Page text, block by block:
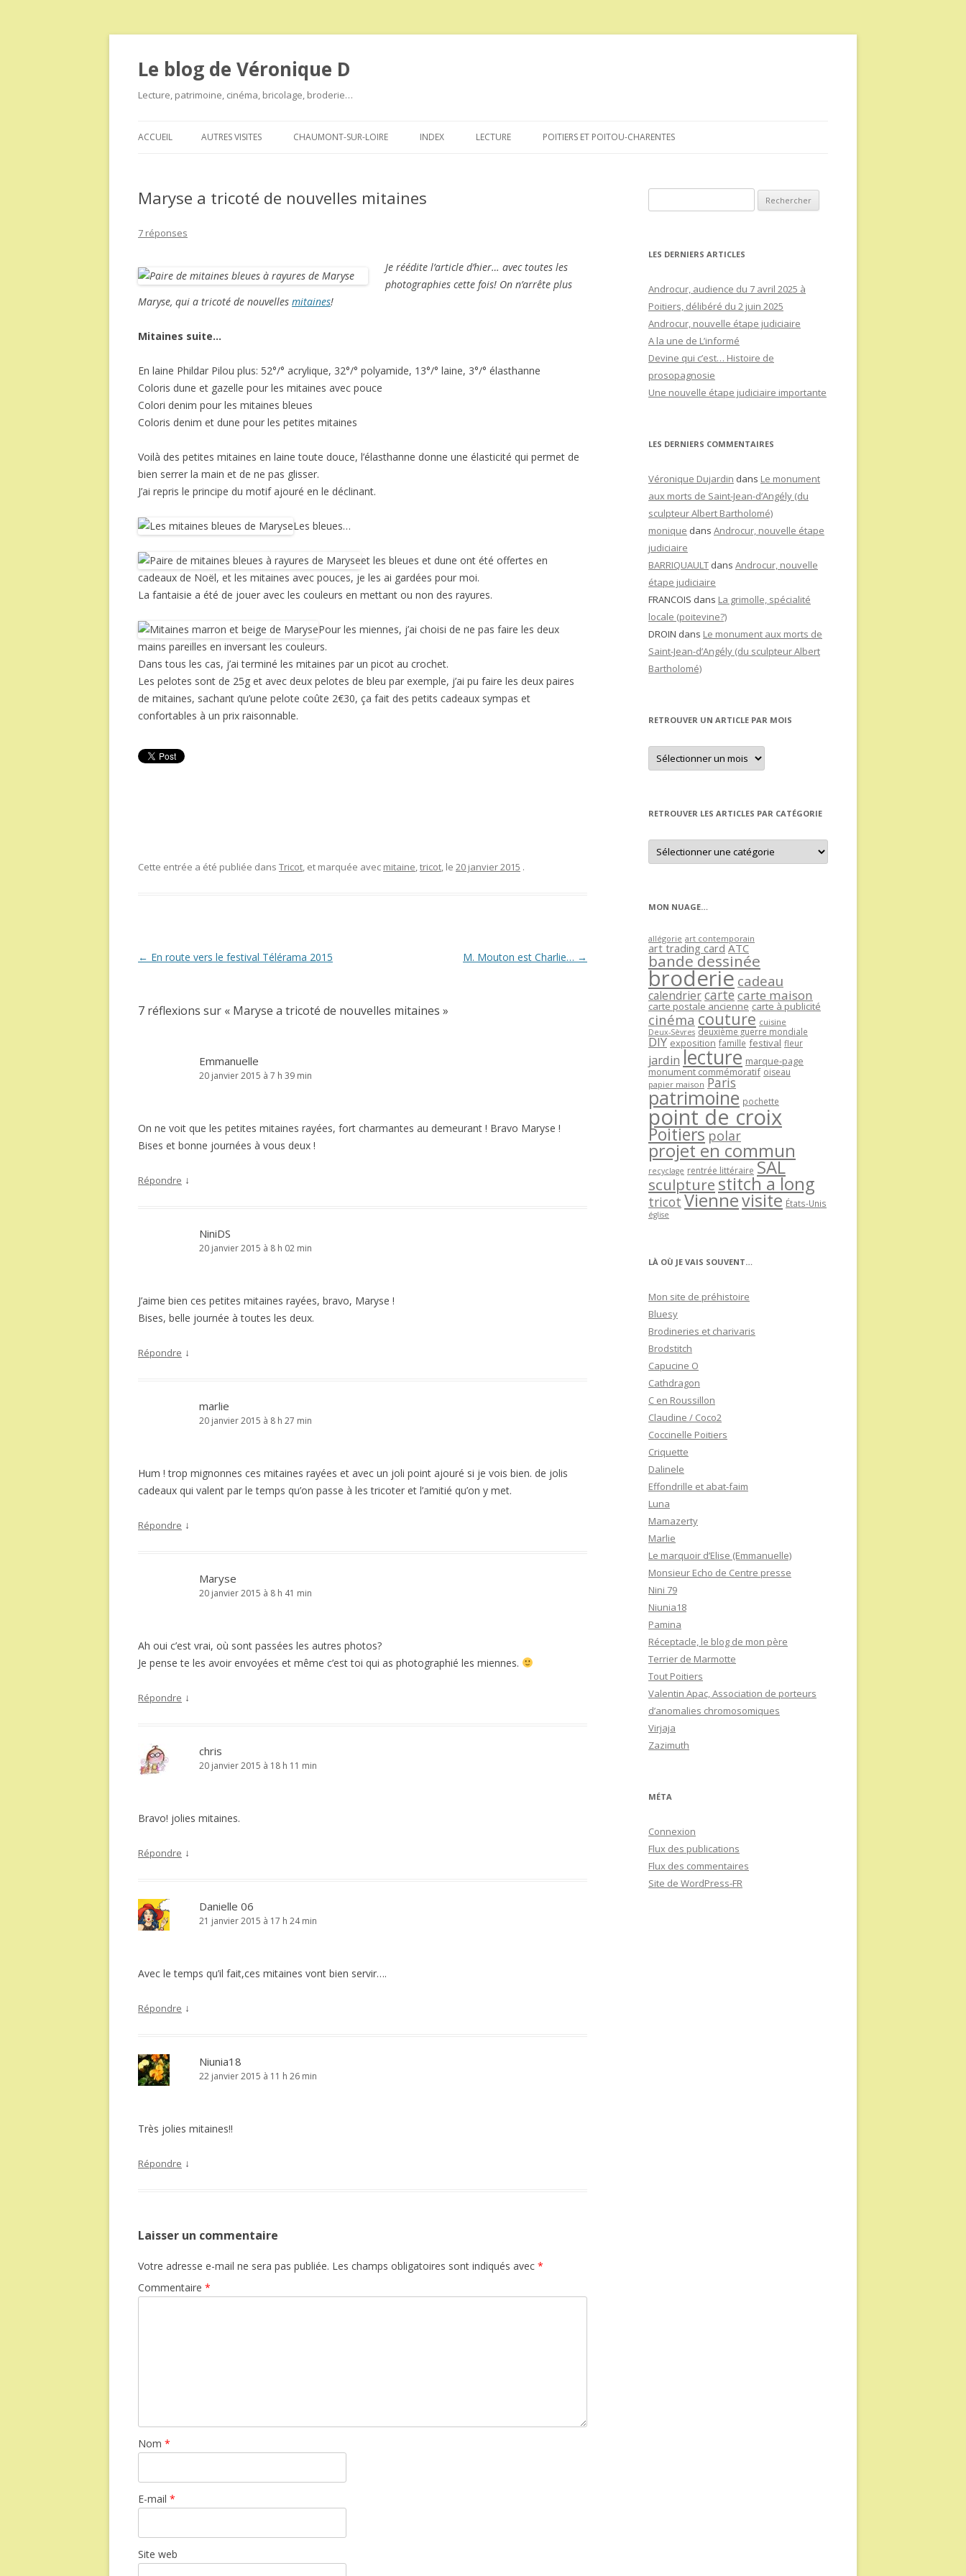
Le blog de Véronique D
Lecture, patrimoine, cinéma, bricolage, broderie…
au
ACCUEIL AUTRES VISITES CHAUMONT-SUR-LOIRE INDEX LECTURE POITIERS ET POITOU-CHARENTES
Maryse a tricoté de nouvelles mitaines
7 réponses
Je réédite l’article d’hier… avec toutes les
photographies cette fois! On n’arrête plus
Maryse, qui a tricoté de nouvelles mitaines!
Mitaines suite…
En laine Phildar Pilou plus: 52°/° acrylique, 32°/° polyamide, 13°/° laine, 3°/° élasthanne
Coloris dune et gazelle pour les mitaines avec pouce
Colori denim pour les mitaines bleues
Coloris denim et dune pour les petites mitaines
Voilà des petites mitaines en laine toute douce, l’élasthanne donne une élasticité qui permet de
bien serrer la main et de ne pas glisser.
J’ai repris le principe du motif ajouré en le déclinant.
Les bleues…
et les bleues et dune ont été offertes en
cadeaux de Noël, et les mitaines avec pouces, je les ai gardées pour moi.
La fantaisie a été de jouer avec les couleurs en mettant ou non des rayures.
Pour les miennes, j’ai choisi de ne pas faire les deux
mains pareilles en inversant les couleurs.
Dans tous les cas, j’ai terminé les mitaines par un picot au crochet.
Les pelotes sont de 25g et avec deux pelotes de bleu par exemple, j’ai pu faire les deux paires
de mitaines, sachant qu’une pelote coûte 2€30, ça fait des petits cadeaux sympas et
confortables à un prix raisonnable.
Cette entrée a été publiée dans Tricot, et marquée avec mitaine,tricot, le 20 janvier 2015 .
Navigation
← En route vers le festival Télérama 2015 M. Mouton est Charlie… →
7 réflexions sur « Maryse a tricoté de nouvelles mitaines »
Emmanuelle
20 janvier 2015 à 7 h 39 min
On ne voit que les petites mitaines rayées, fort charmantes au demeurant ! Bravo Maryse !
Bises et bonne journées à vous deux !
Répondre ↓
NiniDS
20 janvier 2015 à 8 h 02 min
J’aime bien ces petites mitaines rayées, bravo, Maryse !
Bises, belle journée à toutes les deux.
Répondre ↓
marlie
20 janvier 2015 à 8 h 27 min
Hum ! trop mignonnes ces mitaines rayées et avec un joli point ajouré si je vois bien. de jolis
cadeaux qui valent par le temps qu’on passe à les tricoter et l’amitié qu’on y met.
Répondre ↓
Maryse
20 janvier 2015 à 8 h 41 min
Ah oui c’est vrai, où sont passées les autres photos?
Je pense te les avoir envoyées et même c’est toi qui as photographié les miennes.
Répondre ↓
chris
20 janvier 2015 à 18 h 11 min
Bravo! jolies mitaines.
Répondre ↓
Danielle 06
21 janvier 2015 à 17 h 24 min
Avec le temps qu’il fait,ces mitaines vont bien servir….
Répondre ↓
Niunia18
22 janvier 2015 à 11 h 26 min
Très jolies mitaines!!
Répondre ↓
Laisser un commentaire
Votre adresse e-mail ne sera pas publiée. Les champs obligatoires sont indiqués avec *
Commentaire *
Nom *
E-mail *
Site web
LES DERNIERS ARTICLES
Androcur, audience du 7 avril 2025 à
Poitiers, délibéré du 2 juin 2025
Androcur, nouvelle étape judiciaire
A la une de L’informé
Devine qui c’est… Histoire de
prosopagnosie
Une nouvelle étape judiciaire importante
LES DERNIERS COMMENTAIRES
Véronique Dujardin dans Le monument
aux morts de Saint-Jean-d’Angély (du
sculpteur Albert Bartholomé)
monique dans Androcur, nouvelle étape
judiciaire
BARRIQUAULT dans Androcur, nouvelle
étape judiciaire
FRANCOIS dans La grimolle, spécialité
locale (poitevine?)
DROIN dans Le monument aux morts de
Saint-Jean-d’Angély (du sculpteur Albert
Bartholomé)
RETROUVER UN ARTICLE PAR MOIS
Retrouver
un
article
RETROUVER LES ARTICLES PAR CATÉGORIE
Retrouver
les
articles
MON NUAGE…
allégorie art contemporain
art trading card ATC
bande dessinée
broderie cadeau
calendriercartecarte maison
carte postale ancienne carte à publicité
cinéma couture cuisine
Deux-Sèvres deuxième guerre mondiale
DIY exposition famille festival fleur
jardin lecture marque-page
monument commémoratif oiseau
papier maison Paris
patrimoine pochette
point de croix
Poitiers polar
projet en commun
recyclage rentrée littéraire SAL
sculpture stitch a long
tricot Viennevisite États-Unis
église
LÀ OÙ JE VAIS SOUVENT…
Mon site de préhistoire
Bluesy
Brodineries et charivaris
Brodstitch
Capucine O
Cathdragon
C en Roussillon
Claudine / Coco2
Coccinelle Poitiers
Criquette
Dalinele
Effondrille et abat-faim
Luna
Mamazerty
Marlie
Le marquoir d’Elise (Emmanuelle)
Monsieur Echo de Centre presse
Nini 79
Niunia18
Pamina
Réceptacle, le blog de mon père
Terrier de Marmotte
Tout Poitiers
Valentin Apac, Association de porteurs
d’anomalies chromosomiques
Virjaja
Zazimuth
MÉTA
Connexion
Flux des publications
Flux des commentaires
Site de WordPress-FR